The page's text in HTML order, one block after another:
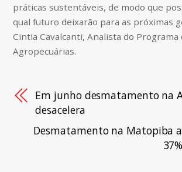
práticas sustentáveis, de modo que
qual futuro deixarão para as próximas
Cintia Cavalcanti, Analista do Programa
Agropecuárias.
Em junho desmatamento na
desacelera
Desmatamento na Matopiba